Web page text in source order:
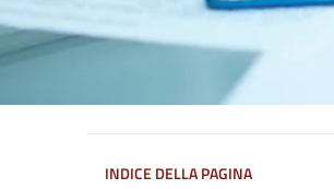
INDICE DELLA PAGINA